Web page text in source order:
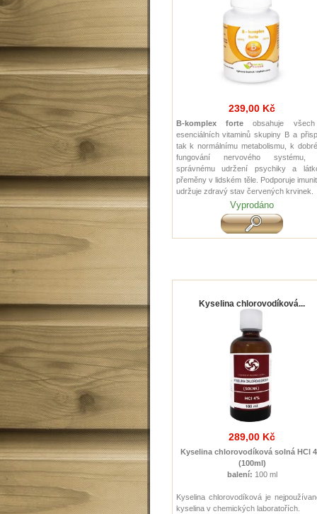
239,00 Kč
B-komplex forteobsahuje
esenciálních vitaminů skupiny B a
tak k normálnímu metabolismu, k
fungování nervového systému,
správnému udržení psychiky a
přeměny v lidském těle. Podporuje
udržuje zdravý stav červených krvinek.
Vyprodáno
Kyselina chlorovodíková...
289,00 Kč
Kyselina chlorovodíková solná HCl
(100ml)
balení: 100 ml
Kyselina chlorovodíková je
kyselina v chemických laboratořích.